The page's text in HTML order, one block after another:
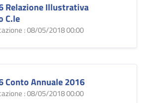
Relazione Illustrativa
C.le
: 08/05/2018 00:00
Conto Annuale 2016
: 08/05/2018 00:00